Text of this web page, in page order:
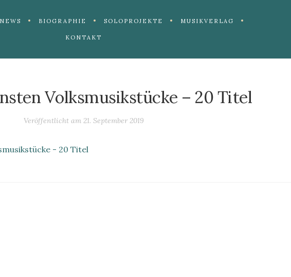
NEWS BIOGRAPHIE SOLOPROJEKTE MUSIKVERLAG
KONTAKT
Volksmusikstücke – 20 Titel
Veröffentlicht am 21. September 2019
- 20 Titel